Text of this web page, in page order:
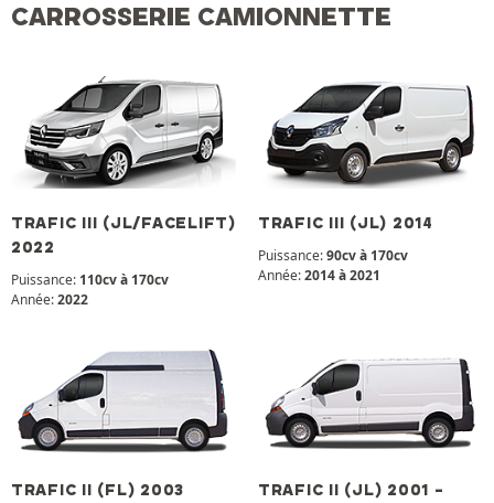
CARROSSERIE CAMIONNETTE
TRAFIC III (JL/FACELIFT)
2022
Puissance: 110cv à 170cv
Année:2022
TRAFIC III (JL) 2014
Puissance:90cv à 170cv
Année:2014 à 2021
TRAFIC II (FL) 2003
TRAFIC II (JL) 2001 -